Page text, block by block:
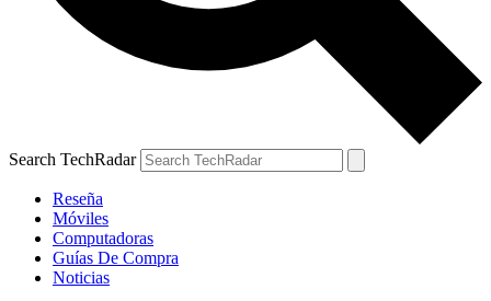
Search TechRadar
Reseña
Móviles
Computadoras
Guías De Compra
Noticias